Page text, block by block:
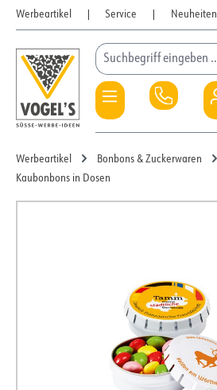
Zum Hauptinhalt springen
Werbeartikel Service Neuheiten
Werbeartikel Bonbons & Zuckerwaren
Kaubonbons in Dosen